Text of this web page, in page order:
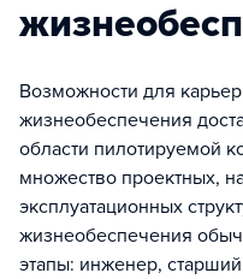
Возможности для
жизнеобеспечения
области пилотируемой
множество проектных,
эксплуатационных
жизнеобеспечения
этапы: инженер,